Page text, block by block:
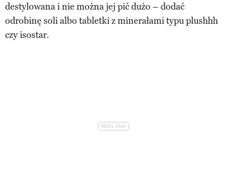
destylowana i nie można jej pić dużo – dodać
odrobinę soli albo tabletki z minerałami typu plushhh
czy isostar.